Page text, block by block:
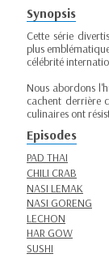
Synopsis
Cette série
plus
célébrité
Nous abordons
cachent derrière
culinaires ont
Episodes
PAD THAI
CHILI CRAB
NASI LEMAK
NASI GORENG
LECHON
HAR GOW
SUSHI